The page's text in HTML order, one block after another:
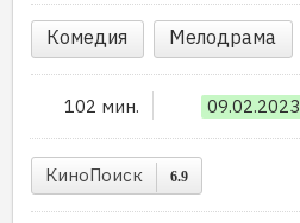
Комедия Мелодрама
102 мин. 09.02.2023
КиноПоиск 6.9